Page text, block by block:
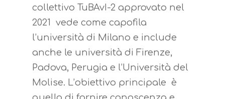
collettivo TuBAvI-2 approvato nel
2021 vede come capofila
l’università di Milano e include
anche le università di Firenze,
Padova, Perugia e l’Università del
Molise. L’obiettivo principale è